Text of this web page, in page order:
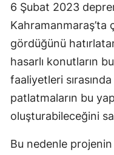
6 Şubat 2023
Kahramanmaraş’ta
gördüğünü
hasarlı konutların
faaliyetleri
patlatmaların bu
oluşturabileceğini
Bu nedenle projenin